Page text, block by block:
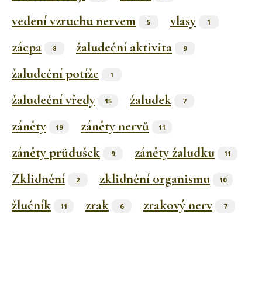
vedení vzruchu nervem 5 vlasy 1
zácpa 8 žaludeční aktivita 9
žaludeční potíže 1
žaludeční vředy 15 žaludek 7
záněty 19 záněty nervů 11
záněty průdušek 9 záněty žaludku 11
Zklidnění 2 zklidnění organismu 10
žlučník 11 zrak 6 zrakový nerv 7